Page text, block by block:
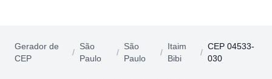
Gerador de
CEP
/
São
Paulo
/
São
Paulo
/
Itaim
Bibi
/
CEP 04533-
030